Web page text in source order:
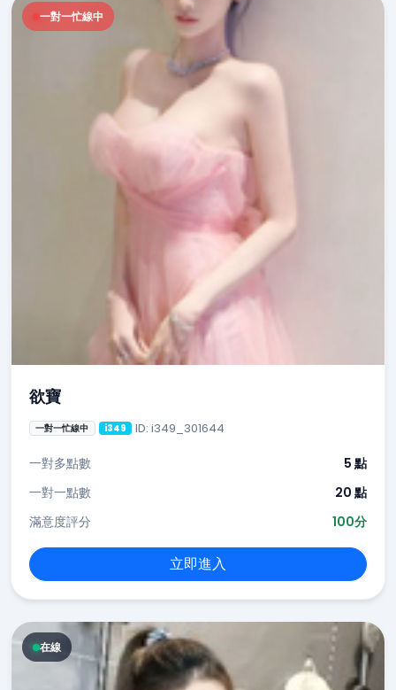
一對一忙線中
欲寶
一對一忙線中 i349 ID: i349_301644
一對多點數
5 點
一對一點數
20 點
滿意度評分
100分
立即進入
在線